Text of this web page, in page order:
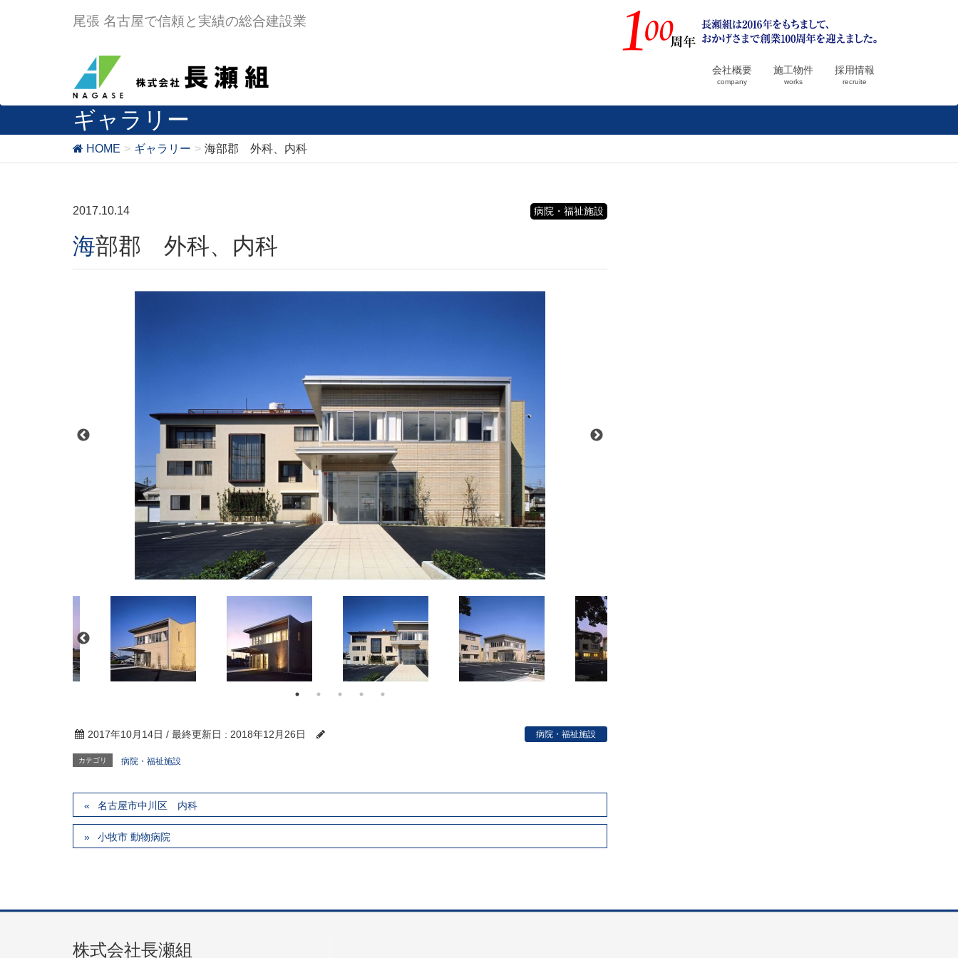
尾張 名古屋で信頼と実績の総合建設業
会社概要
company
施工物件
works
採用情報
recruite
ギャラリー
HOME ギャラリー 海部郡 外科、内科
2017.10.14 病院・福祉施設
海部郡 外科、内科
2017年10月14日 / 最終更新日 : 2018年12月26日 病院・福祉施設
カテゴリ 病院・福祉施設
名古屋市中川区 内科
小牧市 動物病院
株式会社長瀬組